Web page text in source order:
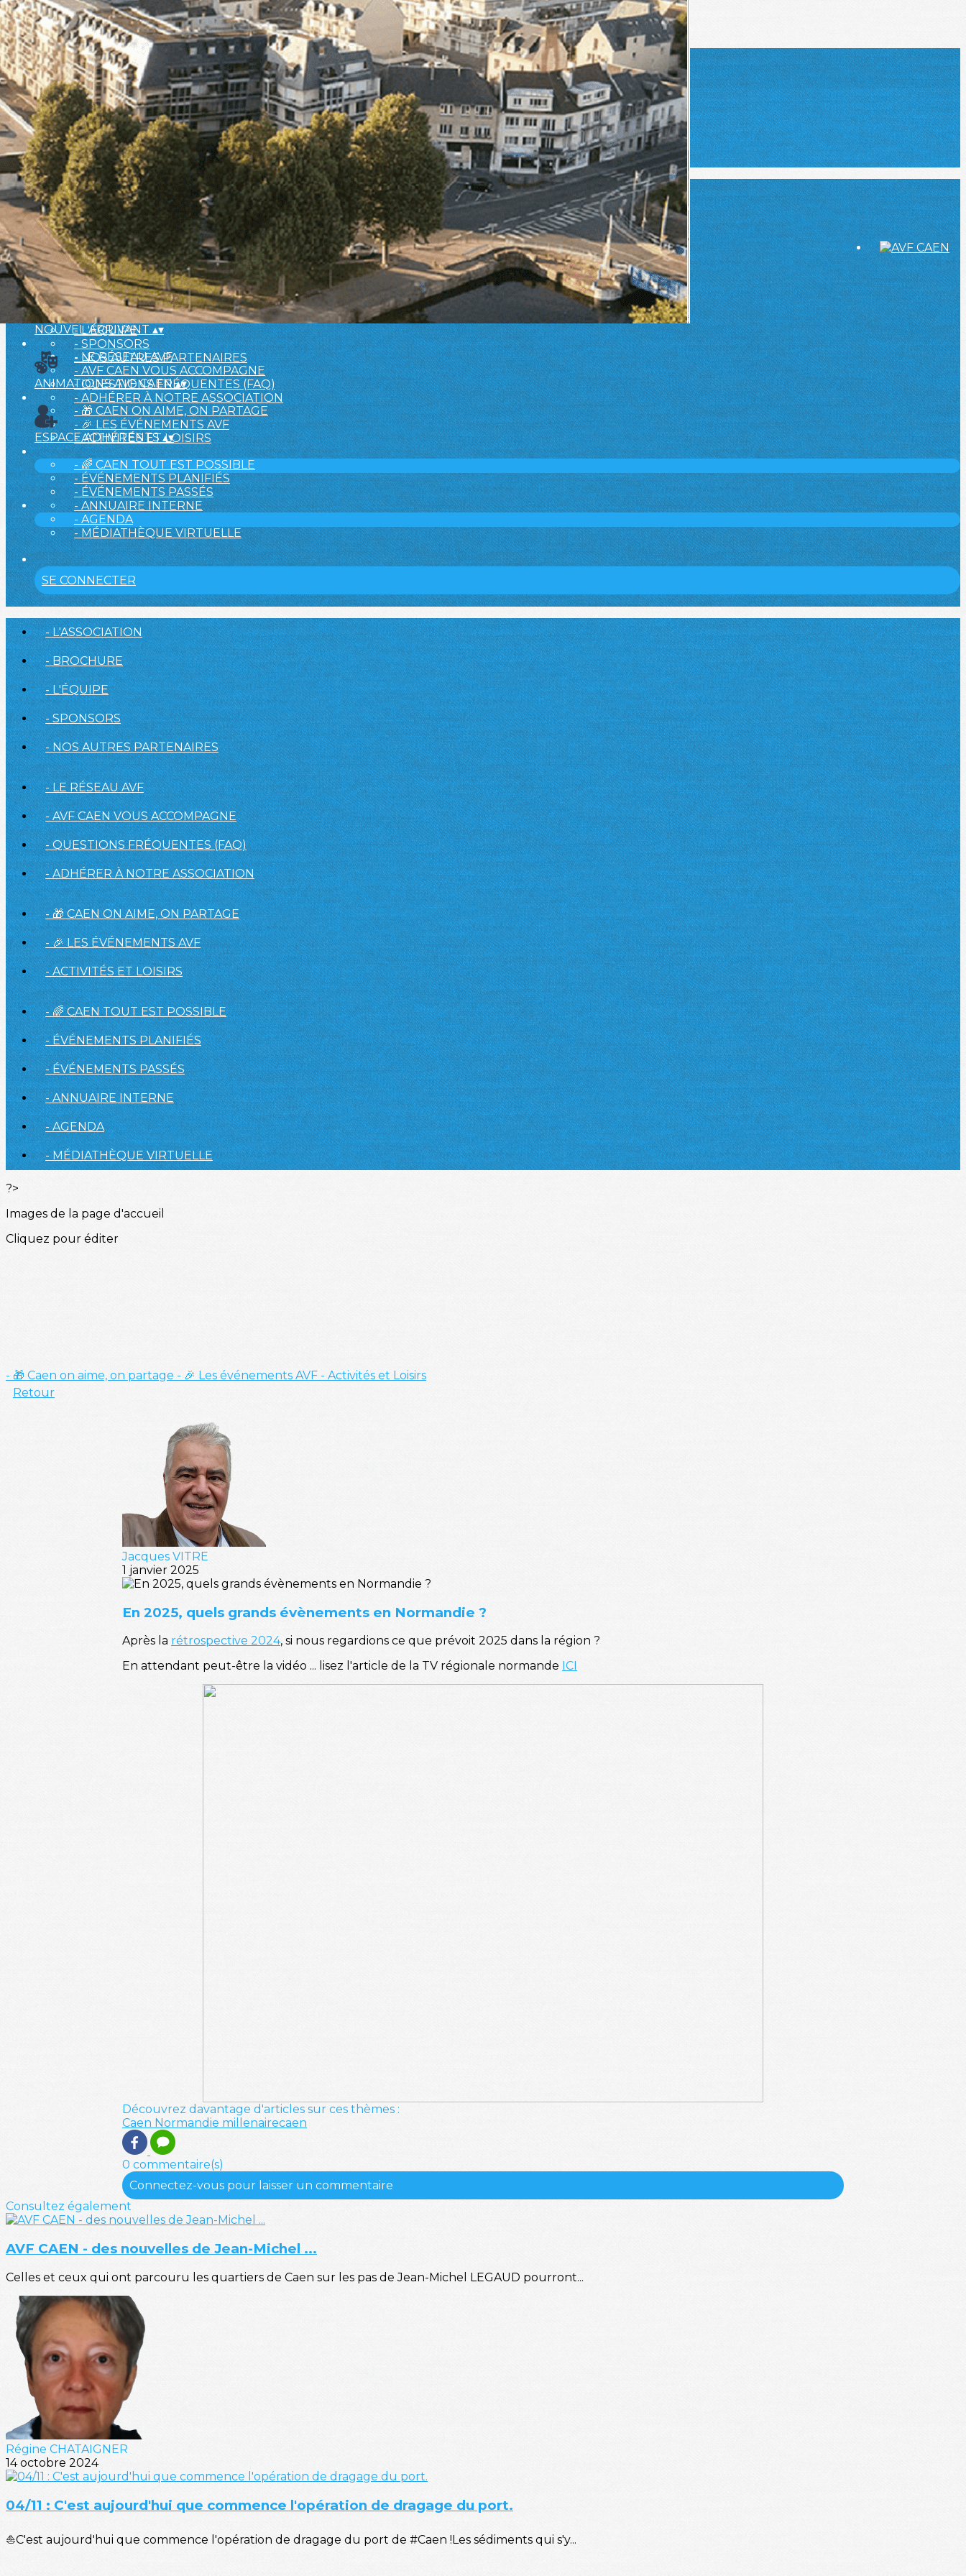
Exporter les lignes sélectionnées
Exporter toutes les colonnes
Exporter uniquement les colonnes affichées
Menu
<
>
- 🎁 Caen on aime, on partage
- 🎉 Les événements AVF
- Activités et Loisirs
Ajoutez un logo, un bouton, des réseaux sociaux
Cliquez pour éditer
L'ASSOCIATION▴▾
- L'ASSOCIATION
- BROCHURE
- L'ÉQUIPE
- SPONSORS
- NOS AUTRES PARTENAIRES
NOUVEL ARRIVANT▴▾
- LE RÉSEAU AVF
- AVF CAEN VOUS ACCOMPAGNE
- QUESTIONS FRÉQUENTES (FAQ)
- ADHÉRER À NOTRE ASSOCIATION
ANIMATIONS AVF CAEN▴▾
- 🎁 CAEN ON AIME, ON PARTAGE
- 🎉 LES ÉVÉNEMENTS AVF
- ACTIVITÉS ET LOISIRS
ESPACE ADHÉRENTS▴▾
- 🌈 CAEN TOUT EST POSSIBLE
- ÉVÉNEMENTS PLANIFIÉS
- ÉVÉNEMENTS PASSÉS
- ANNUAIRE INTERNE
- AGENDA
- MÉDIATHÈQUE VIRTUELLE
SE CONNECTER
- L'ASSOCIATION
- BROCHURE
- L'ÉQUIPE
- SPONSORS
- NOS AUTRES PARTENAIRES
- LE RÉSEAU AVF
- AVF CAEN VOUS ACCOMPAGNE
- QUESTIONS FRÉQUENTES (FAQ)
- ADHÉRER À NOTRE ASSOCIATION
- 🎁 CAEN ON AIME, ON PARTAGE
- 🎉 LES ÉVÉNEMENTS AVF
- ACTIVITÉS ET LOISIRS
- 🌈 CAEN TOUT EST POSSIBLE
- ÉVÉNEMENTS PLANIFIÉS
- ÉVÉNEMENTS PASSÉS
- ANNUAIRE INTERNE
- AGENDA
- MÉDIATHÈQUE VIRTUELLE
?>
Images de la page d'accueil
Cliquez pour éditer
- 🎁 Caen on aime, on partage - 🎉 Les événements AVF - Activités et Loisirs
Retour
Jacques VITRE
1 janvier 2025
En 2025, quels grands évènements en Normandie ?
Après la rétrospective 2024, si nous regardions ce que prévoit 2025 dans la région ?
En attendant peut-être la vidéo ... lisez l'article de la TV régionale normande ICI
Découvrez davantage d'articles sur ces thèmes :
Caen Normandie millenairecaen
0 commentaire(s)
Connectez-vous pour laisser un commentaire
Consultez également
AVF CAEN - des nouvelles de Jean-Michel ...
Celles et ceux qui ont parcouru les quartiers de Caen sur les pas de Jean-Michel LEGAUD pourront...
Régine CHATAIGNER
14 octobre 2024
04/11 : C'est aujourd'hui que commence l'opération de dragage du port.
⛵C'est aujourd'hui que commence l'opération de dragage du port de #Caen !Les sédiments qui s'y...